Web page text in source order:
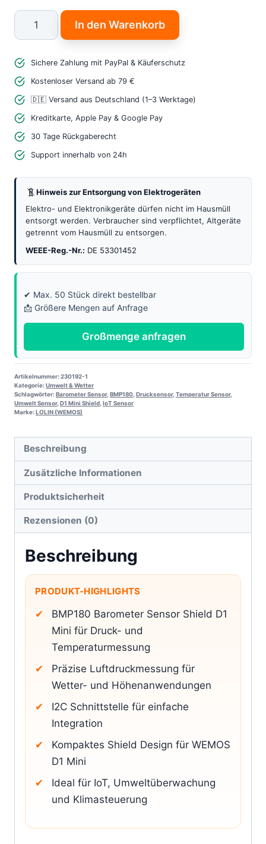
BMP180
Barometer
Shield
D1
Mini
–
Präziser
Druck
&
Temperatur
Sensor
Menge
In den Warenkorb
Sichere Zahlung mit PayPal & Käuferschutz
Kostenloser Versand ab 79 €
🇩🇪 Versand aus Deutschland (1–3 Werktage)
Kreditkarte, Apple Pay & Google Pay
30 Tage Rückgaberecht
Support innerhalb von 24h
Hinweis zur Entsorgung von Elektrogeräten
Elektro- und Elektronikgeräte dürfen nicht im Hausmüll
entsorgt werden. Verbraucher sind verpflichtet, Altgeräte
getrennt vom Hausmüll zu entsorgen.
WEEE-Reg.-Nr.: DE 53301452
✔ Max. 50 Stück direkt bestellbar
📩 Größere Mengen auf Anfrage
Großmenge anfragen
Artikelnummer:230192-1
Kategorie:Umwelt & Wetter
Schlagwörter:Barometer Sensor, BMP180 Drucksensor, Temperatur Sensor,
Umwelt Sensor, D1 Mini Shield IoT Sensor
Marke:LOLIN (WEMOS)
Beschreibung
Zusätzliche Informationen
Produktsicherheit
Rezensionen (0)
Beschreibung
PRODUKT-HIGHLIGHTS
BMP180 Barometer Sensor Shield D1
Mini für Druck- und
Temperaturmessung
Präzise Luftdruckmessung für
Wetter- und Höhenanwendungen
I2C Schnittstelle für einfache
Integration
Kompaktes Shield Design für WEMOS
D1 Mini
Ideal für IoT, Umweltüberwachung
und Klimasteuerung